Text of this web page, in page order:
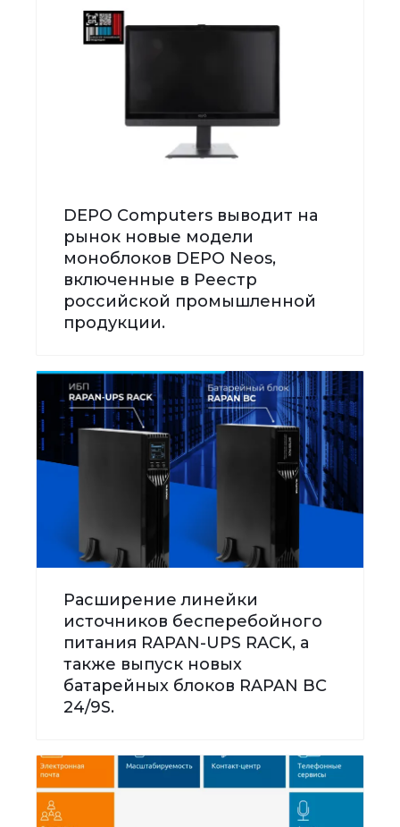
DEPO Computers выводит на
рынок новые модели
моноблоков DEPO Neos,
включенные в Реестр
российской промышленной
продукции.
Расширение линейки
источников бесперебойного
питания RAPAN-UPS RACK, а
также выпуск новых
батарейных блоков RAPAN BC
24/9S.